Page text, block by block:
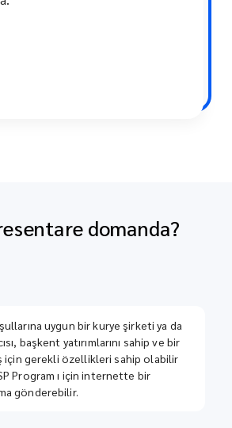
domanda?
uygun bir kurye şirketi ya da
başkent yatırımlarını sahip ve bir
için gerekli özellikleri sahip olabilir
Program ı için internette bir
gönderebilir.